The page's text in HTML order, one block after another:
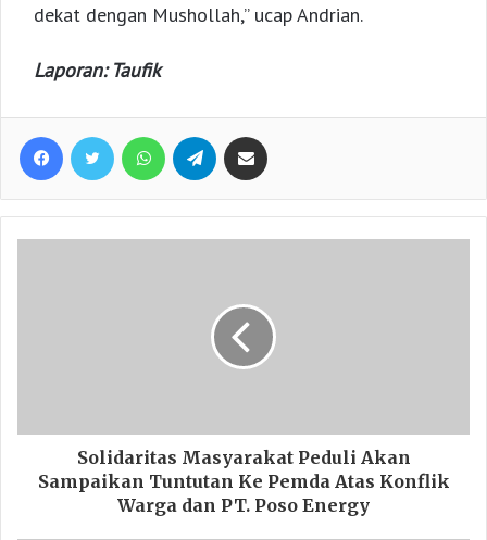
dekat dengan Mushollah,” ucap Andrian.
Laporan: Taufik
Facebook Twitter WhatsApp Telegram
Solidaritas Masyarakat Peduli Akan
Sampaikan Tuntutan Ke Pemda Atas Konflik
Warga dan PT. Poso Energy